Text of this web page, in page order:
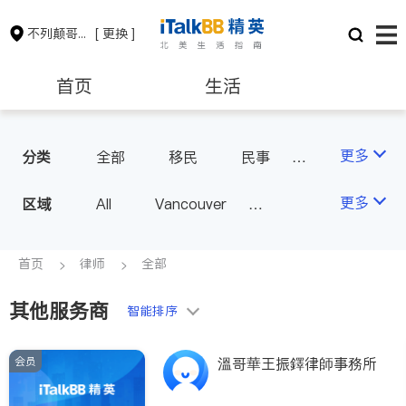
不列颠哥伦比亚省 [ 更换 ]
首页 生活
保险理财 房地产租售
会计师
分类 全部 移民
民事
更多
区域 All
Vancouver
Surrey
Port Coquitlam
New Westminster
Langley
Port Moody
更多
首页 律师 全部
其他服务商 智能排序
会员 溫哥華王振鐸律師事務所